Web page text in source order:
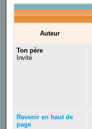
Auteur
Ton père
Invité
Revenir en haut de
page